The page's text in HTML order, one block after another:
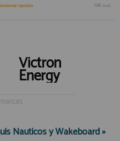
opción IVA incl.
Victron
Energy
Nauticos y Wakeboard»